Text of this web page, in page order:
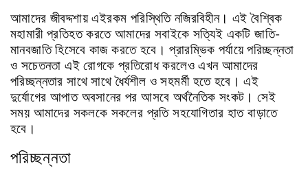
আমাদের জীবদ্দশায় এইরকম পরিস্থিতি নজিরবিহীন। এই বৈশ্বিক
মহামারী প্রতিহত করতে আমাদের সবাইকে সত্যিই একটি জাতি-
মানবজাতি হিসেবে কাজ করতে হবে। প্রারম্ভিক পর্যায়ে পরিচ্ছন্নতা
ও সচেতনতা এই রোগকে প্রতিরোধ করলেও এখন আমাদের
পরিচ্ছন্নতার সাথে সাথে ধৈর্যশীল ও সহমর্মী হতে হবে। এই
দুর্যোগের আপাত অবসানের পর আসবে অর্থনৈতিক সংকট। সেই
সময় আমাদের সকলকে সকলের প্রতি সহযোগিতার হাত বাড়াতে
হবে।
পরিচ্ছন্নতা